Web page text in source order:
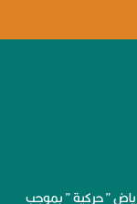
” حركية ” بموجب